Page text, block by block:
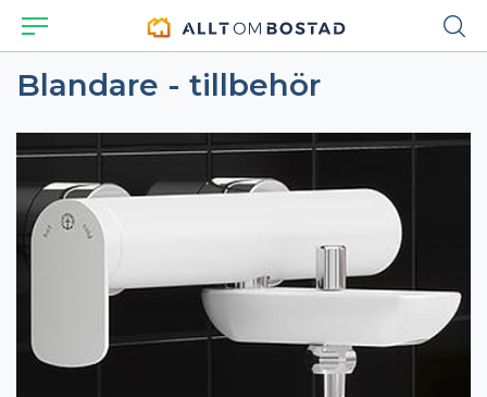
Blandare - tillbehör